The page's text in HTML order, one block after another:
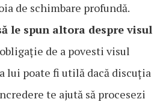
de schimbare profundă.
le spun altora despre visul
de a povesti visul
lui poate fi utilă dacă discuția
te ajută să procesezi